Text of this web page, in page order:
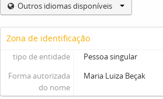
Outros idiomas disponíveis
Zona de identificação
tipo de entidade
Pessoa singular
Forma autorizada
do nome
Maria Luiza Beçak